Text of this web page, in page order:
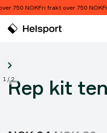
Hopp til innhold
750 NOKFri frakt over 750 NOK
1 /2
Rep kit